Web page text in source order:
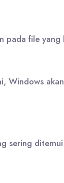
pada file
Windows
sering